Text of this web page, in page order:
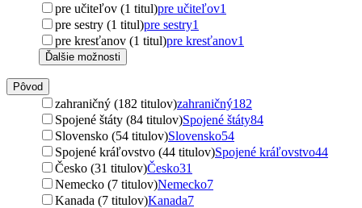
pre učiteľov (1 titul)pre učiteľov1
pre sestry (1 titul)pre sestry1
pre kresťanov (1 titul)pre kresťanov1
Ďalšie možnosti
Pôvod
zahraničný (182 titulov)zahraničný182
Spojené štáty (84 titulov)Spojené štáty84
Slovensko (54 titulov)Slovensko54
Spojené kráľovstvo (44 titulov)Spojené kráľovstvo44
Česko (31 titulov)Česko31
Nemecko (7 titulov)Nemecko7
Kanada (7 titulov)Kanada7